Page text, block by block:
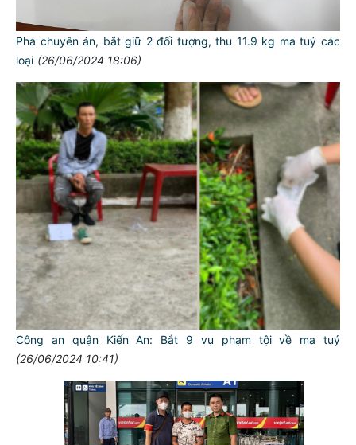
Phá chuyên án, bắt giữ 2 đối tượng, thu 11.9 kg ma tuý các
loại (26/06/2024 18:06)
Công an quận Kiến An: Bắt 9 vụ phạm tội về ma tuý
(26/06/2024 10:41)